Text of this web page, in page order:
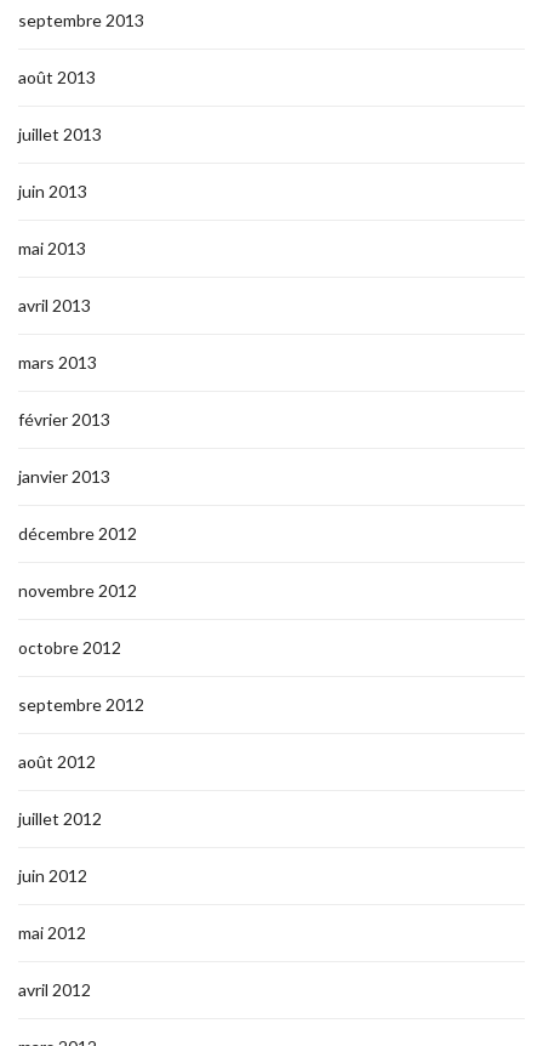
septembre 2013
août 2013
juillet 2013
juin 2013
mai 2013
avril 2013
mars 2013
février 2013
janvier 2013
décembre 2012
novembre 2012
octobre 2012
septembre 2012
août 2012
juillet 2012
juin 2012
mai 2012
avril 2012